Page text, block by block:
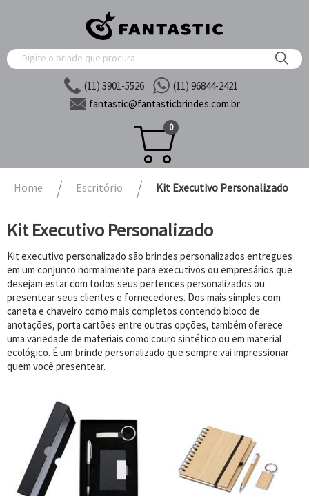
(11) 3901-5526
(11) 96844-2421
fantastic@fantasticbrindes.com.br
0
Home Escritório Kit Executivo Personalizado
Kit Executivo Personalizado
Kit executivo personalizado são brindes personalizados entregues
em um conjunto normalmente para executivos ou empresários que
desejam estar com todos seus pertences personalizados ou
presentear seus clientes e fornecedores. Dos mais simples com
caneta e chaveiro como mais completos contendo bloco de
anotações, porta cartões entre outras opções, também oferece
uma variedade de materiais como couro sintético ou em material
ecológico. É um brinde personalizado que sempre vai impressionar
quem você presentear.